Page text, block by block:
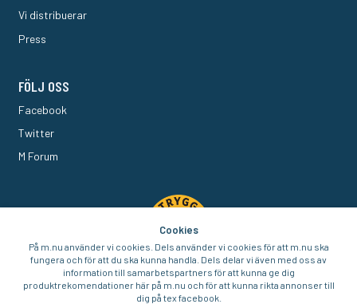
Vi distribuerar
Press
FÖLJ OSS
Facebook
Twitter
M Forum
Cookies
På m.nu använder vi cookies. Dels använder vi cookies för att m.nu ska
fungera och för att du ska kunna handla. Dels delar vi även med oss av
information till samarbetspartners för att kunna ge dig
produktrekomendationer här på m.nu och för att kunna rikta annonser till
dig på tex facebook.